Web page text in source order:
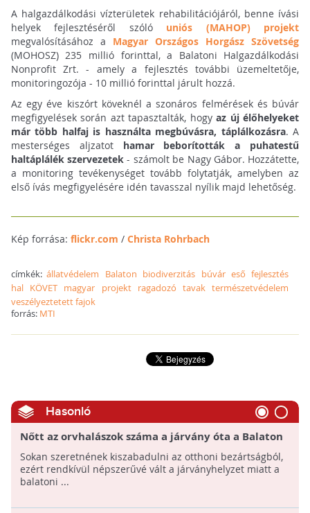
A halgazdálkodási vízterületek rehabilitációjáról, benne ívási
helyek fejlesztéséről szóló uniós (MAHOP) projekt
megvalósításához a Magyar Országos Horgász Szövetség
(MOHOSZ) 235 millió forinttal, a Balatoni Halgazdálkodási
Nonprofit Zrt. - amely a fejlesztés további üzemeltetője,
monitoringozója - 10 millió forinttal járult hozzá.
Az egy éve kiszórt köveknél a szonáros felmérések és búvár
megfigyelések során azt tapasztalták, hogyaz új élőhelyeket
már több halfaj is használta megbúvásra, táplálkozásra. A
mesterséges aljzatot hamar beborították a puhatestű
haltáplálék szervezetek - számolt be Nagy Gábor. Hozzátette,
a monitoring tevékenységet tovább folytatják, amelyben az
első ívás megfigyelésére idén tavasszal nyílik majd lehetőség.
Kép forrása: flickr.com / Christa Rohrbach
címkék:állatvédelem Balaton biodiverzitás búvár eső fejlesztés
hal KÖVET magyar projekt ragadozó tavak természetvédelem
veszélyeztetett fajok
forrás: MTI
Hasonló
Nőtt az orvhalászok száma a járvány óta a Balaton
körül
Sokan szeretnének kiszabadulni az otthoni bezártságból,
ezért rendkívül népszerűvé vált a járványhelyzet miatt a
balatoni ...